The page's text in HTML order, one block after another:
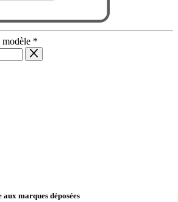
modèle *
marques déposées